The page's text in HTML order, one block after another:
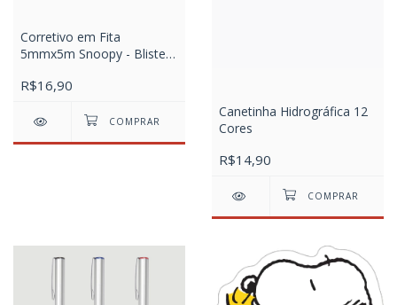
Corretivo em Fita
5mmx5m Snoopy - Blister
R$16,90
Canetinha Hidrográfica 12
Cores
R$14,90